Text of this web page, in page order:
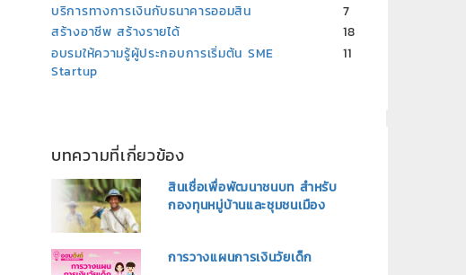
บริการทางการเงินกับธนาคารออมสิน
7
สร้างอาชีพ สร้างรายได้
18
อบรมให้ความรู้ผู้ประกอบการเริ่มต้น SME
Startup
11
บทความที่เกี่ยวข้อง
สินเชื่อเพื่อพัฒนาชนบท สำหรับ
กองทุนหมู่บ้านและชุมชนเมือง
การวางแผนการเงินวัยเด็ก